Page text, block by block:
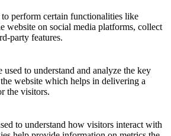
perform certain functionalities like
website on social media platforms, collect
party features.
used to understand and analyze the key
website which helps in delivering a
the visitors.
to understand how visitors interact with